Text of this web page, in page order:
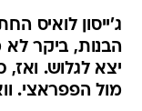
ג'ייסון לואיס
הבנות, ביקר
יצא לגלוש.
מול הפפראצי.